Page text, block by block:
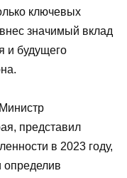
ключевых
значимый вклад
и будущего
Министр
представил
в 2023 году,
определив